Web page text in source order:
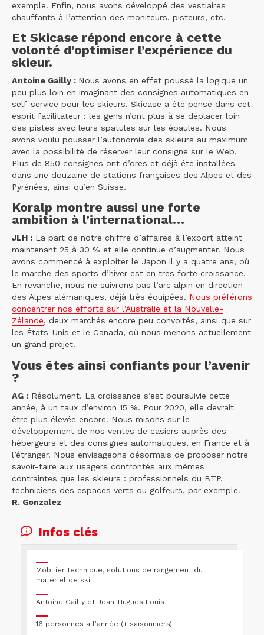
exemple. Enfin, nous avons développé des vestiaires
chauffants à l’attention des moniteurs, pisteurs, etc.
Et Skicase répond encore à cette
volonté d’optimiser l’expérience du
skieur.
Antoine Gailly : Nous avons en effet poussé la logique un
peu plus loin en imaginant des consignes automatiques en
self-service pour les skieurs. Skicase a été pensé dans cet
esprit facilitateur : les gens n’ont plus à se déplacer loin
des pistes avec leurs spatules sur les épaules. Nous
avons voulu pousser l’autonomie des skieurs au maximum
avec la possibilité de réserver leur consigne sur le Web.
Plus de 850 consignes ont d’ores et déjà été installées
dans une douzaine de stations françaises des Alpes et des
Pyrénées, ainsi qu’en Suisse.
Koralp montre aussi une forte
ambition à l’international…
JLH : La part de notre chiffre d’affaires à l’export atteint
maintenant 25 à 30 % et elle continue d’augmenter. Nous
avons commencé à exploiter le Japon il y a quatre ans, où
le marché des sports d’hiver est en très forte croissance.
En revanche, nous ne suivrons pas l’arc alpin en direction
des Alpes alémaniques, déjà très équipées. Nous préférons
concentrer nos efforts sur l’Australie et la Nouvelle-
Zélande, deux marchés encore peu convoités, ainsi que sur
les États-Unis et le Canada, où nous menons actuellement
un grand projet.
Vous êtes ainsi confiants pour l’avenir
?
AG : Résolument. La croissance s’est poursuivie cette
année, à un taux d’environ 15 %. Pour 2020, elle devrait
être plus élevée encore. Nous misons sur le
développement de nos ventes de casiers auprès des
hébergeurs et des consignes automatiques, en France et à
l’étranger. Nous envisageons désormais de proposer notre
savoir-faire aux usagers confrontés aux mêmes
contraintes que les skieurs : professionnels du BTP,
techniciens des espaces verts ou golfeurs, par exemple.
R. Gonzalez
Infos clés
Mobilier technique, solutions de rangement du
matériel de ski
Antoine Gailly et Jean-Hugues Louis
16 personnes à l’année (+ saisonniers)